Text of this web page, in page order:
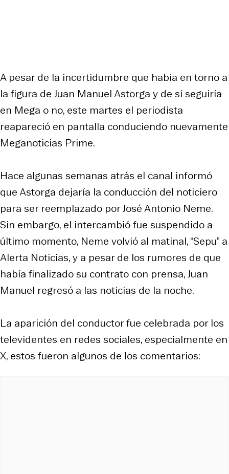
A pesar de la incertidumbre que había en torno a
la figura de Juan Manuel Astorga y de sí seguiría
en Mega o no, este martes el periodista
reapareció en pantalla conduciendo nuevamente
Meganoticias Prime.
Hace algunas semanas atrás el canal informó
que Astorga dejaría la conducción del noticiero
para ser reemplazado por José Antonio Neme.
Sin embargo, el intercambió fue suspendido a
último momento, Neme volvió al matinal, “Sepu” a
Alerta Noticias, y a pesar de los rumores de que
había finalizado su contrato con prensa, Juan
Manuel regresó a las noticias de la noche.
La aparición del conductor fue celebrada por los
televidentes en redes sociales, especialmente en
X, estos fueron algunos de los comentarios: